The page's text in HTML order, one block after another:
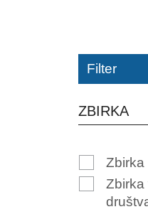
Filter
ZBIRKA
Zbirka
Zbirka